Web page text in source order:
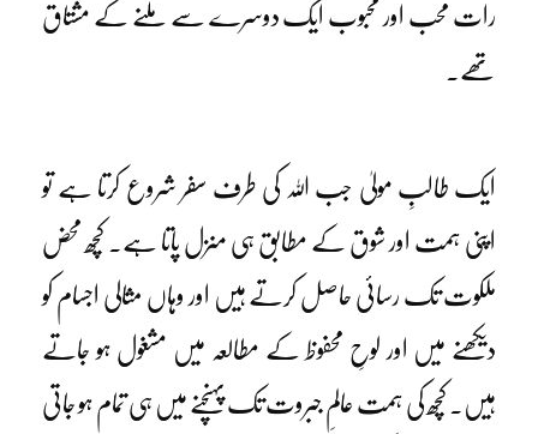
رات محب اور محبوب ایک دوسرے سے ملنے کے مشتاق
تھے۔
ایک طالبِ مولیٰ جب اللہ کی طرف سفر شروع کرتا ہے تو
اپنی ہمت اور شوق کے مطابق ہی منزل پاتا ہے۔ کچھ محض
ملکوت تک رسائی حاصل کرتے ہیں اور وہاں مثالی اجسام کو
دیکھنے میں اور لوحِ محفوظ کے مطالعہ میں مشغول ہو جاتے
ہیں۔ کچھ کی ہمت عالمِ جبروت تک پہنچنے میں ہی تمام ہو جاتی